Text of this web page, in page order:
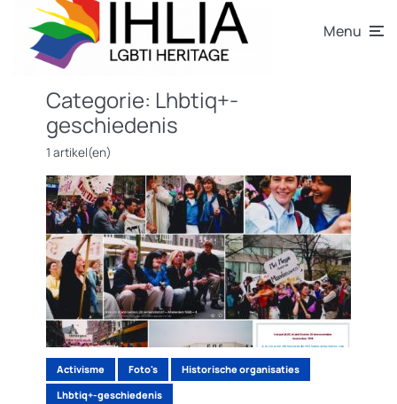
Menu
Categorie: Lhbtiq+-
geschiedenis
1 artikel(en)
Activisme Foto's
Historische organisaties
Lhbtiq+-geschiedenis